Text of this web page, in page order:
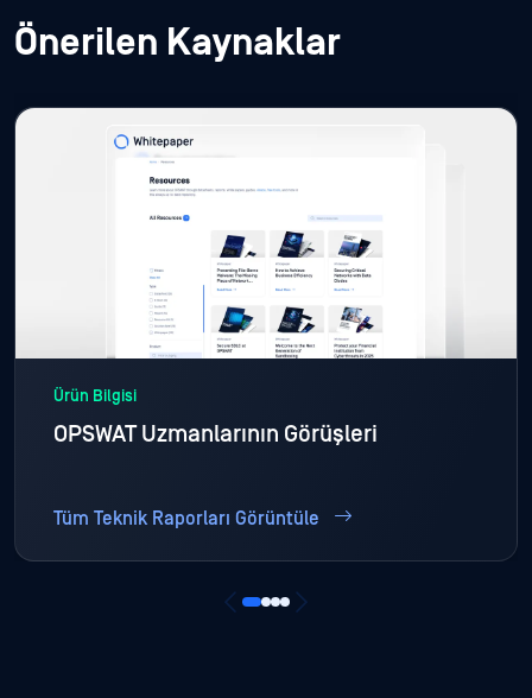
Önerilen Kaynaklar
Ürün Bilgisi
OPSWAT Uzmanlarının Görüşleri
Tüm Teknik Raporları Görüntüle